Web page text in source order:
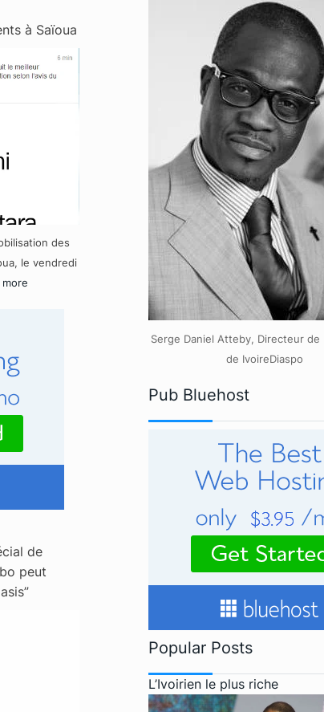
à Saïoua
des
le vendredi
more
de
peut
Serge Daniel Atteby, Directeur de
de IvoireDiaspo
Pub Bluehost
Popular Posts
L’Ivoirien le plus riche